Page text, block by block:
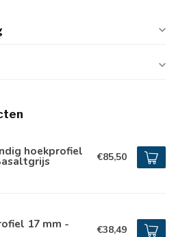
hoekprofiel €85,50
17 mm - €38,49